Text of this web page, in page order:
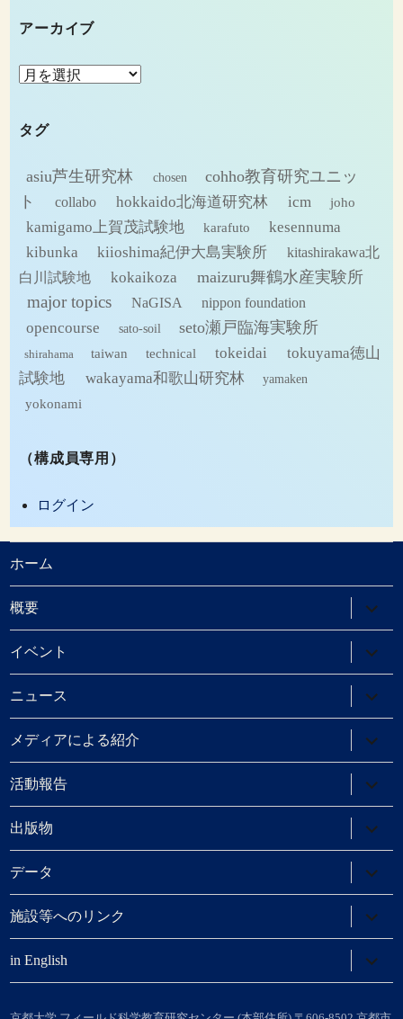
アーカイブ
ア
カ
ブ
タグ
asiu芦生研究林 chosen
cohho教育研究ユニッ
ト
collabo hokkaido北海道研究林 icm joho
kamigamo上賀茂試験地 karafuto
kesennuma
kibunka
kiioshima紀伊大島実験所
kitashirakawa北
白川試験地
kokaikoza maizuru舞鶴水産実験所
major topics NaGISA nippon foundation
opencourse sato-soil seto瀬戸臨海実験所
shirahama taiwan technical tokeidai
tokuyama徳山
試験地
wakayama和歌山研究林
yamaken
yokonami
（構成員専用）
ログイン
ホーム
概要
ブ
メ
ニ
ュ
ー
を
展
開
イベント
ブ
メ
ニ
ュ
ー
を
展
開
ニュース
ブ
メ
ニ
ュ
ー
を
展
開
メディアによる紹介
ブ
メ
ニ
ュ
ー
を
展
開
活動報告
ブ
メ
ニ
ュ
ー
を
展
開
出版物
ブ
メ
ニ
ュ
ー
を
展
開
データ
ブ
メ
ニ
ュ
ー
を
展
開
施設等へのリンク
ブ
メ
ニ
ュ
ー
展
in English
ブ
メ
ュ